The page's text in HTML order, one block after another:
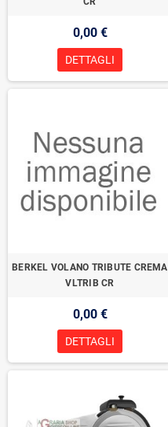
0,00 €
DETTAGLI
BERKEL VOLANO TRIBUTE CREMA
VLTRIB CR
0,00 €
DETTAGLI